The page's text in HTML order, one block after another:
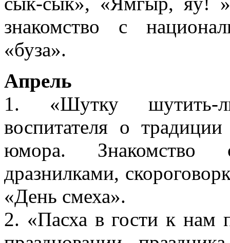
знакомство с
«буза».
Апрель
1. «Шутку шутить-
воспитателя о
юмора. Знакомство
дразнилками,
«День смеха».
2. «Пасха в гости к нам